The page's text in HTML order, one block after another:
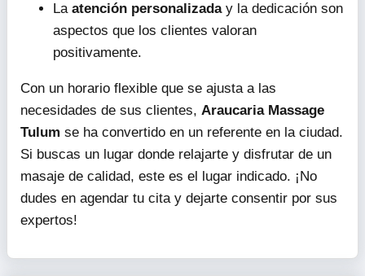
La atención personalizaday la dedicación son
aspectos que los clientes valoran
positivamente.
Con un horario flexible que se ajusta a las
necesidades de sus clientes, Araucaria Massage
Tulum se ha convertido en un referente en la ciudad.
Si buscas un lugar donde relajarte y disfrutar de un
masaje de calidad, este es el lugar indicado. ¡No
dudes en agendar tu cita y dejarte consentir por sus
expertos!